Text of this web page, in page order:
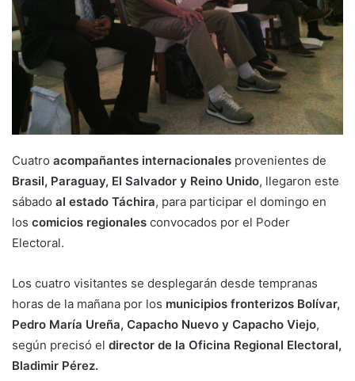
Cuatro acompañantes internacionales provenientes de
Brasil, Paraguay, El Salvador y Reino Unido, llegaron este
sábado al estado Táchira, para participar el domingo en
los comicios regionales convocados por el Poder
Electoral.
Los cuatro visitantes se desplegarán desde tempranas
horas de la mañana por los municipios fronterizos Bolívar,
Pedro María Ureña, Capacho Nuevo y Capacho Viejo,
según precisó el director de la Oficina Regional Electoral,
Bladimir Pérez.